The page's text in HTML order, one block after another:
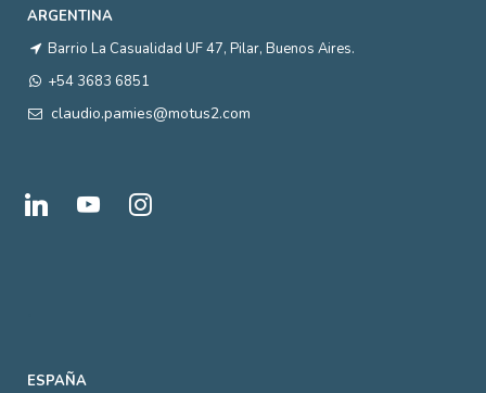
ARGENTINA
Barrio La Casualidad UF 47, Pilar, Buenos Aires.
+54 3683 6851
claudio.pamies@motus2.com
linkedin youtube instagram
ESPAÑA